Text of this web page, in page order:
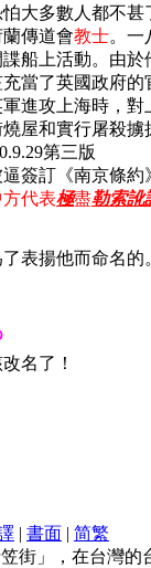
大多數人都不
蘭傳道會教士。一
船上活動。由於
當了英國政府
軍進攻上海時，
屋和實行屠殺擄
第三版
簽訂《南京條
代表極盡勒索訛
表揚他而命名的
名了！
| 書面 | 简繁
街」，在台灣